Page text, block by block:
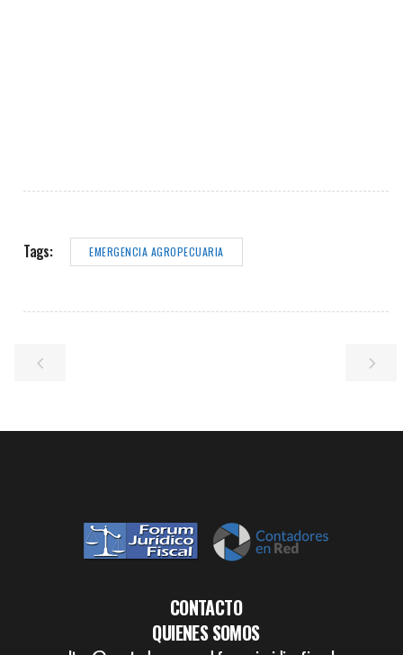
Tags: EMERGENCIA AGROPECUARIA
CONTACTO
QUIENES SOMOS